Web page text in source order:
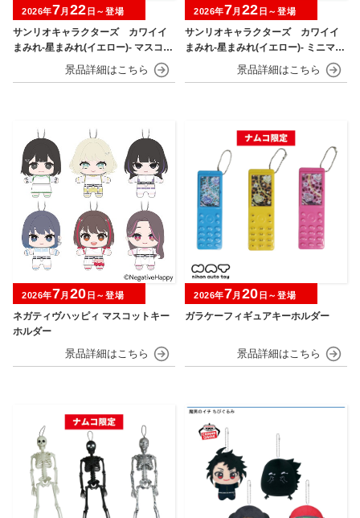
サンリオキャラクターズ カワイイ
まみれ-星まみれ(イエロー)- マスコッ
2026年7月 22 日～登場
サンリオキャラクターズ カワイイ
まみれ-星まみれ(イエロー)- ミニマス
2026年7月 22 日～登場
ネガティヴハッピィ マスコットキー
ホルダー
2026年7月 20 日～登場
ガラケーフィギュアキーホルダー
2026年7月 20 日～登場